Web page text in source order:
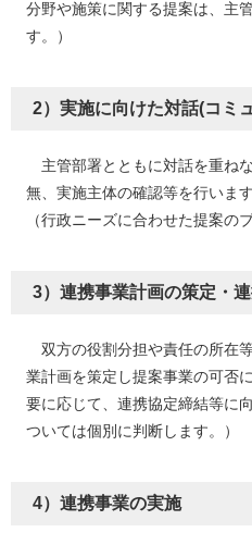
分野や施策に関する提案は、主
す。）
2）実施に向けた対話(コミ
主管部署とともに対話を重ね
無、実施主体の確認等を行います
（行政ニーズに合わせた提案の
3）連携事業計画の策定・
双方の役割分担や責任の所在
業計画を策定し提案事業の可否
要に応じて、連携協定締結等に
ついては個別に判断します。）
4）連携事業の実施